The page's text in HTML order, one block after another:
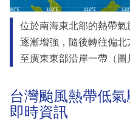
位於南海東北部的熱帶
逐漸增強，隨後轉往偏
至廣東東部沿岸一帶（圖
台灣颱風熱帶低
即時資訊